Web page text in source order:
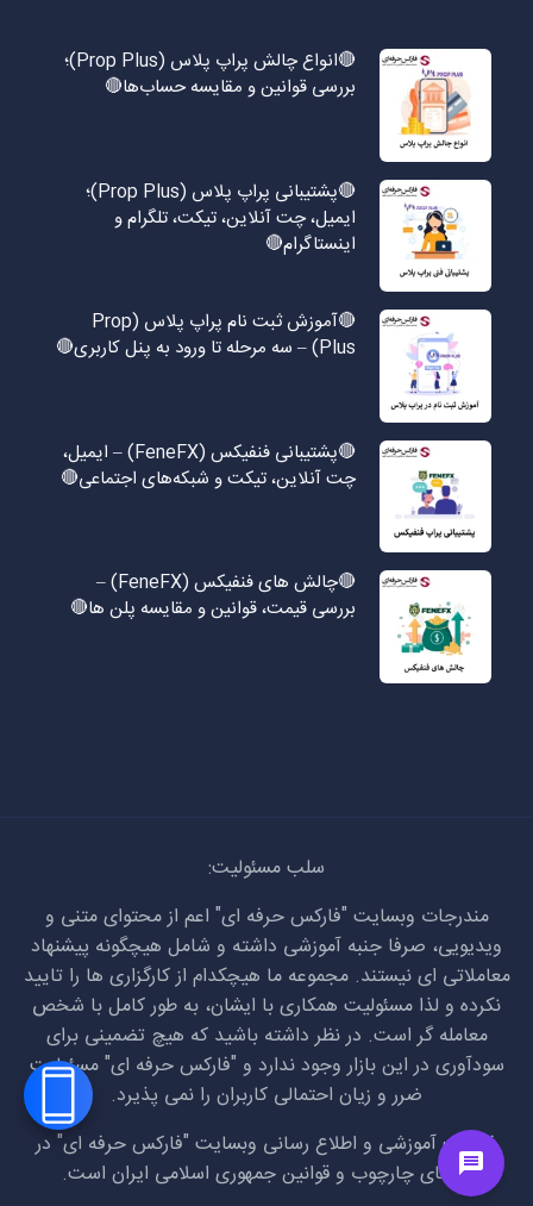
🔴انواع چالش پراپ پلاس (Prop Plus)؛
بررسی قوانین و مقایسه حساب‌ها🔴
🔴پشتیبانی پراپ پلاس (Prop Plus)؛
ایمیل، چت آنلاین، تیکت، تلگرام و
اینستاگرام🔴
🔴آموزش ثبت نام پراپ پلاس (Prop
Plus) – سه مرحله تا ورود به پنل کاربری🔴
🔴پشتیبانی فنفیکس (FeneFX) – ایمیل،
چت آنلاین، تیکت و شبکه‌های اجتماعی🔴
🔴چالش های فنفیکس (FeneFX) –
بررسی قیمت، قوانین و مقایسه پلن ها🔴
سلب مسئولیت:
مندرجات وبسایت "فارکس حرفه ای" اعم از محتوای متنی و
ویدیویی، صرفا جنبه آموزشی داشته و شامل هیچگونه پیشنهاد
معاملاتی ای نیستند. مجموعه ما هیچکدام از کارگزاری ها را تایید
نکرده و لذا مسئولیت همکاری با ایشان، به طور کامل با شخص
معامله گر است. در نظر داشته باشید که هیچ تضمینی برای
سودآوری در این بازار وجود ندارد و "فارکس حرفه ای" مسئولیت
ضرر و زیان احتمالی کاربران را نمی پذیرد.
فعالیت آموزشی و اطلاع رسانی وبسایت "فارکس حرفه ای" در
راستای چارچوب و قوانین جمهوری اسلامی ایران است.